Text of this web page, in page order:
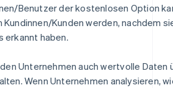
Benutzer der kostenlosen Option
Kundinnen/Kunden werden, nachdem
erkannt haben.
Unternehmen auch wertvolle Daten
Wenn Unternehmen analysieren,